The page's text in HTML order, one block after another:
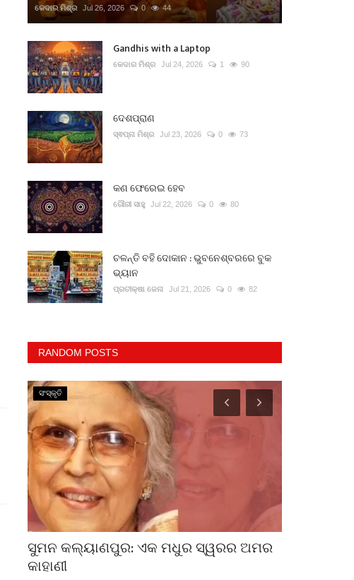
କେଦାର ମିଶ୍ର Jul 26, 2026 0 44
Gandhis with a Laptop
କେଦାର ମିଶ୍ର Jul 24, 2026 1 90
ଦେଶପ୍ରାଣ
ସ୍ଵପ୍ନା ମିଶ୍ର Jul 23, 2026 0 73
କଣ ଫେରେଇ ହେବ
ଗୌରୀ ସାହୁ Jul 22, 2026 0 80
ଚଳନ୍ତି ବହି ଦୋକାନ : ଭୁବନେଶ୍ବରରେ ବୁକ
ଭ୍ୟାନ
ପ୍ରତୀକ୍ଷା ଜେନା Jul 21, 2026 0 82
RANDOM POSTS
ସଂସ୍କୃତି
ସୁମନ କଲ୍ୟାଣପୁର: ଏକ ମଧୁର ସ୍ୱରର ଅମର
କାହାଣୀ